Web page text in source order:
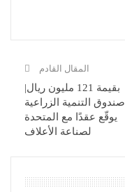
المقال القادم
بقيمة 121 مليون ريال|
صندوق التنمية الزراعية
يوقّع عقدًا مع المتحدة
لصناعة الأعلاف